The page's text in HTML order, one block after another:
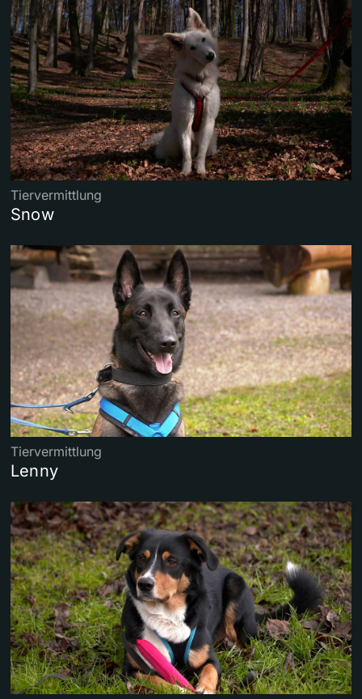
Tiervermittlung
Snow
Tiervermittlung
Lenny